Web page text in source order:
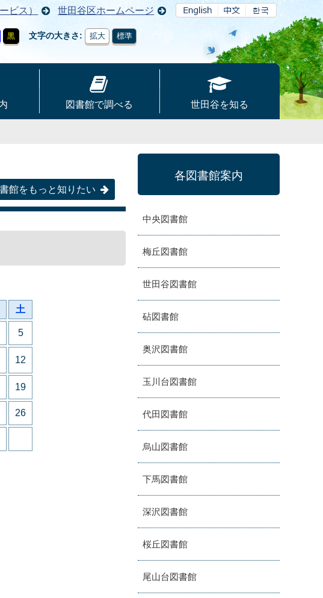
ビス） 世田谷区ホームページ
黒 文字の大きさ 拡大 標準
図書館で調べる 世田谷を知る
館をもっと知りたい
土
5
12
19
26
各図書館案内
中央図書館
梅丘図書館
世田谷図書館
砧図書館
奥沢図書館
玉川台図書館
代田図書館
烏山図書館
下馬図書館
深沢図書館
桜丘図書館
尾山台図書館